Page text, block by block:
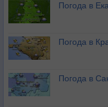
Погода в
Погода в
Погода в